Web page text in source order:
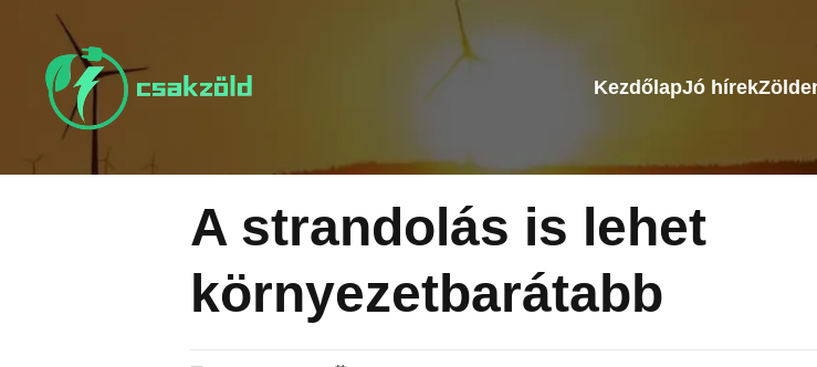
a
KezdőlapJó hírek
A strandolás is lehet
környezetbarátabb